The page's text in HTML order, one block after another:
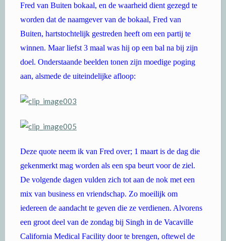
Fred van Buiten bokaal, en de waarheid dient gezegd te
worden dat de naamgever van de bokaal, Fred van
Buiten, hartstochtelijk gestreden heeft om een partij te
winnen. Maar liefst 3 maal was hij op een bal na bij zijn
doel. Onderstaande beelden tonen zijn moedige poging
aan, alsmede de uiteindelijke afloop:
Deze quote neem ik van Fred over; 1 maart is de dag die
gekenmerkt mag worden als een spa beurt voor de ziel.
De volgende dagen vulden zich tot aan de nok met een
mix van business en vriendschap. Zo moeilijk om
iedereen de aandacht te geven die ze verdienen. Alvorens
een groot deel van de zondag bij Singh in de Vacaville
California Medical Facility door te brengen, oftewel de